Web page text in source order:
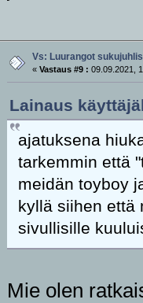
Vs: Luurangot
« Vastaus #9 : 09.09.2021,
Lainaus
ajatuksena
tarkemmin että
meidän toyboy
kyllä siihen että
sivullisille
Mie olen